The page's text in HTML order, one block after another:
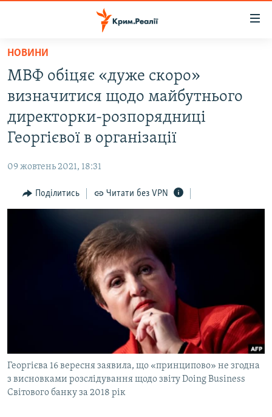
Перейти
основного
матеріалу
до
основної
Перейти
пошуку
ПОЛІТИКА
ІНТЕРВ'Ю
СПЕЦПРОЕКТИ
ВІДЕОУРОКИ «ELIFBE»
СВІДЧЕННЯ ОКУПАЦІЇ
УКРАЇНСЬКА ПРОБЛЕМА КРИМУ
ЯК ОБІЙТИ БЛОКУВАННЯ
НОВИНИ
МВФ обіцяє «дуже скоро»
визначитися щодо майбутнього
директорки-розпорядниці
Георгієвої в організації
09 жовтень 2021, 18:31
Поділитись Читати без VPN
Георгієва 16 вересня заявила, що «принципово» не згодна
з висновками розслідування щодо звіту Doing Business
Світового банку за 2018 рік